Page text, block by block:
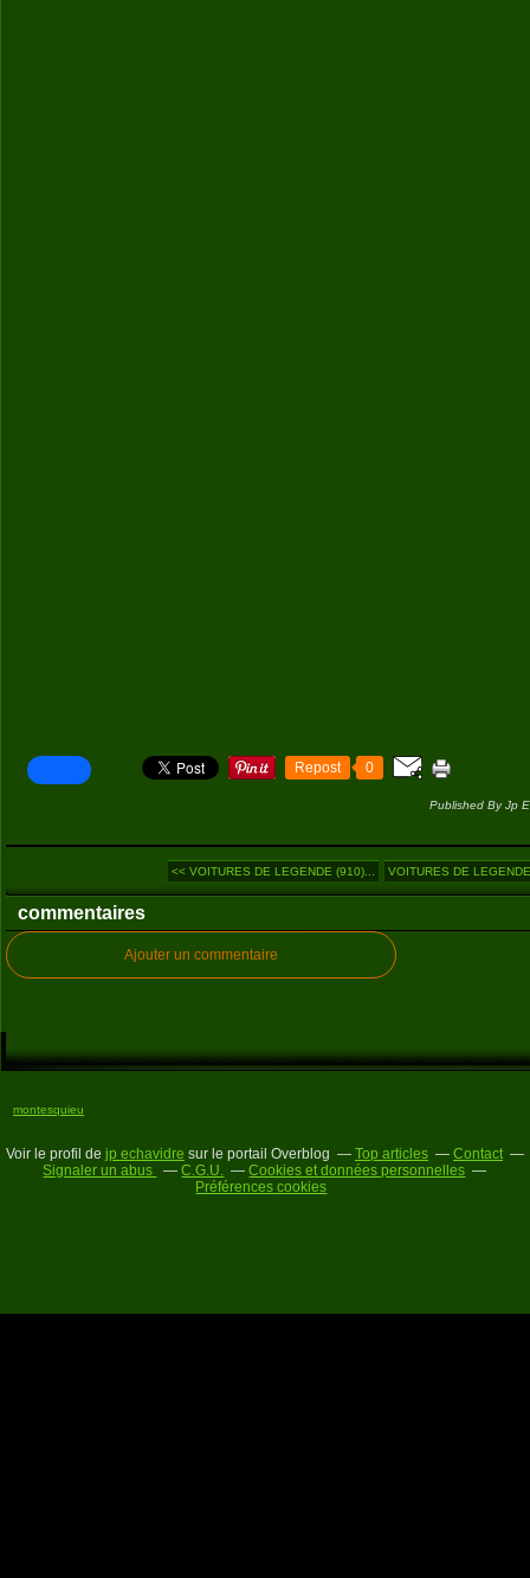
Repost 0
Published By Jp
<< VOITURES DE LEGENDE (910)... VOITURES DE
commentaires
Ajouter un commentaire
montesquieu
Voir le profil de jp echavidre sur le portail Overblog Top articles
Contact
Signaler un abus
C.G.U.
Cookies et données personnelles
Préférences cookies